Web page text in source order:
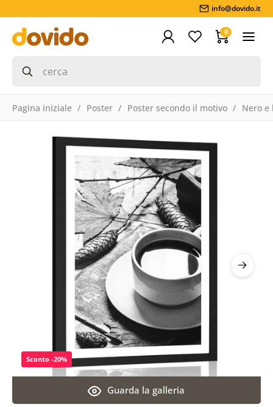
info@dovido.it
0
Pagina iniziale Poster Poster secondo il motivo Nero e
Guarda la galleria
Sconto -20%